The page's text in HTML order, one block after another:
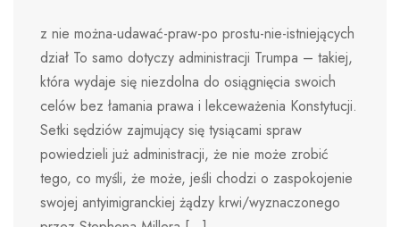
z nie można-udawać-praw-po prostu-nie-istniejących
dział To samo dotyczy administracji Trumpa – takiej,
która wydaje się niezdolna do osiągnięcia swoich
celów bez łamania prawa i lekceważenia Konstytucji.
Setki sędziów zajmujący się tysiącami spraw
powiedzieli już administracji, że nie może zrobić
tego, co myśli, że może, jeśli chodzi o zaspokojenie
swojej antyimigranckiej żądzy krwi/wyznaczonego